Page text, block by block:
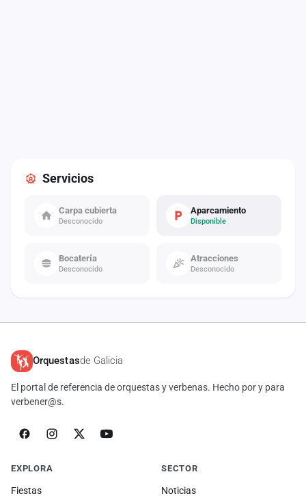
Servicios
Carpa cubierta
Desconocido
Aparcamiento
Disponible
Bocatería
Desconocido
Atracciones
Desconocido
Orquestasde Galicia
El portal de referencia de orquestas y verbenas. Hecho por y para
verbener@s.
EXPLORA
Fiestas
SECTOR
Noticias